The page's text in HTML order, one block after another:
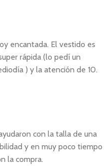
encantada. El vestido es
rápida (lo pedí un
) y la atención de 10.
con la talla de una
y en muy poco tiempo
la compra.